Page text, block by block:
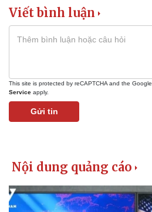
Viết bình luận
This site is protected by reCAPTCHA and the Google
Service apply.
Gửi tin